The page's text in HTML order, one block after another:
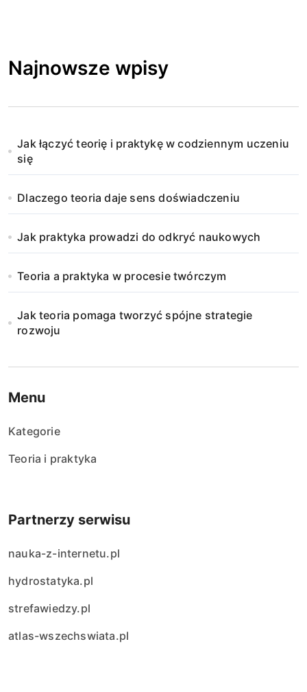
Najnowsze wpisy
Jak łączyć teorię i praktykę w codziennym uczeniu
się
Dlaczego teoria daje sens doświadczeniu
Jak praktyka prowadzi do odkryć naukowych
Teoria a praktyka w procesie twórczym
Jak teoria pomaga tworzyć spójne strategie
rozwoju
Menu
Kategorie
Teoria i praktyka
Partnerzy serwisu
nauka-z-internetu.pl
hydrostatyka.pl
strefawiedzy.pl
atlas-wszechswiata.pl